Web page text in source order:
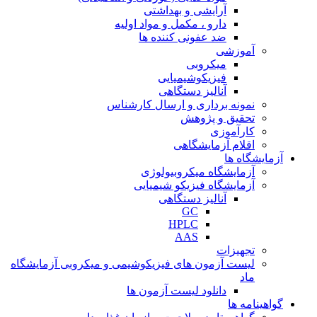
آرایشی و بهداشتی
دارو ، مکمل و مواد اولیه
ضد عفونی کننده ها
آموزشی
میکروبی
فیزیکوشیمیایی
آنالیز دستگاهی
نمونه برداری و ارسال کارشناس
تحقیق و پژوهش
کارآموزی
اقلام آزمایشگاهی
آزمایشگاه ها
آزمایشگاه میکروبیولوژی
آزمایشگاه فیزیکو شیمیایی
آنالیز دستگاهی
GC
HPLC
AAS
تجهیزات
لیست آزمون های فیزیکوشیمی و میکروبی آزمایشگاه
ماد
دانلود لیست آزمون ها
گواهینامه ها